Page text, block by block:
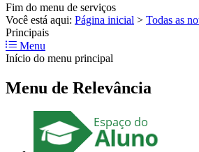
Fim do menu de serviços
Você está aqui: Página inicial > Todas as
Principais
Menu
Início do menu principal
Menu de Relevância